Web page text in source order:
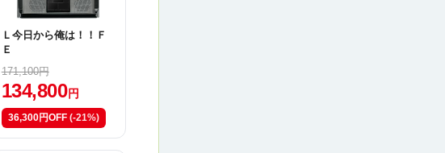
Ｌ今日から俺は！！Ｆ
Ｅ
171,100円
134,800 円
36,300円OFF (-21%)